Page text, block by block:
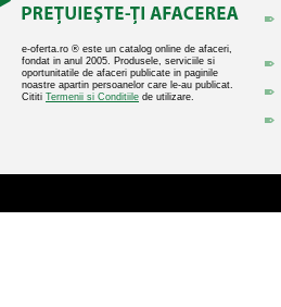
e-oferta.ro ® este un catalog online de afaceri,
fondat in anul 2005. Produsele, serviciile si
oportunitatile de afaceri publicate in paginile
noastre apartin persoanelor care le-au publicat.
Cititi Termenii si Conditiile de utilizare.